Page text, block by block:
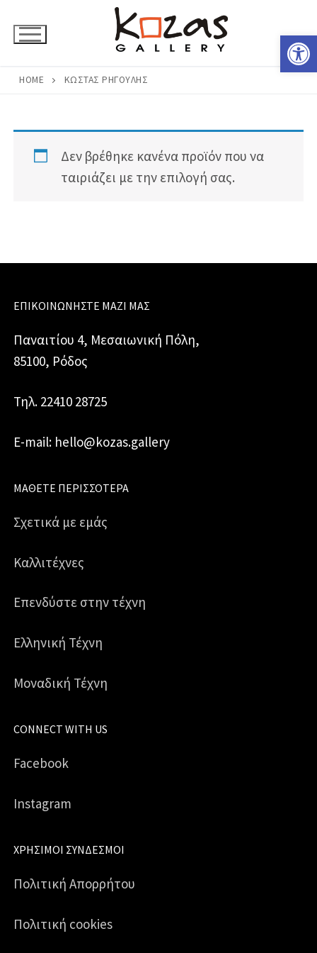
στο
HOME ΚΏΣΤΑΣ ΡΗΓΟΎΛΗΣ
Δεν βρέθηκε κανένα προϊόν που να
ταιριάζει με την επιλογή σας.
ΕΠΙΚΟΙΝΩΝΉΣΤΕ ΜΑΖΊ ΜΑΣ
Παναιτίου 4, Μεσαιωνική Πόλη,
85100, Ρόδος
Τηλ. 22410 28725
E-mail: hello@kozas.gallery
ΜΆΘΕΤΕ ΠΕΡΙΣΣΌΤΕΡΑ
Σχετικά με εμάς
Καλλιτέχνες
Επενδύστε στην τέχνη
Ελληνική Τέχνη
Μοναδική Τέχνη
CONNECT WITH US
Facebook
Instagram
ΧΡΉΣΙΜΟΙ ΣΎΝΔΕΣΜΟΙ
Πολιτική Απορρήτου
Πολιτική cookies